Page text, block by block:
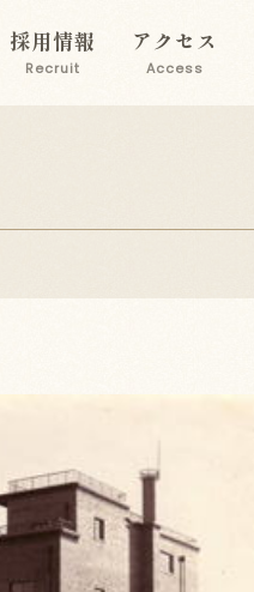
採用情報
Recruit
アクセス
Access